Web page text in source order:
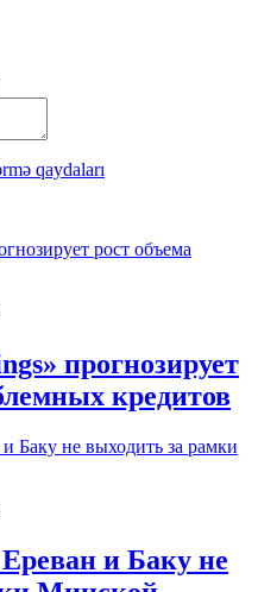
qaydaları
прогнозирует
кредитов
и Баку не